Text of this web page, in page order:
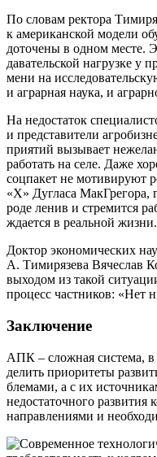
По сло­вам рек­то­ра
к аме­ри­кан­ской моде­ли
до­то­че­ны в одном месте.
да­ва­тель­ской нагруз­ке у
ме­ни на
и аграр­ная нау­ка, и
На недо­ста­ток
и пред­ста­ви­те­ли
при­я­тий вызы­ва­ет
рабо­тать на селе. Даже
соц­па­кет не моти­ви­ру­ют
«X» Дугла­са Мак­Г­ре­го­ра,
ро­де ленив и стре­мит­ся
жда­ет­ся в реаль­ной жизни.
Док­тор эко­но­ми­че­ских
А. Тими­ря­зе­ва Вяче­слав
выхо­дом из такой
про­цесс част­ни­ков: «Нет
Заключение
АПК – слож­ная систе­ма, в
де­лить при­о­ри­те­ты
бле­ма­ми, а с их
недо­ста­точ­но­го
направ­ле­ни­я­ми и